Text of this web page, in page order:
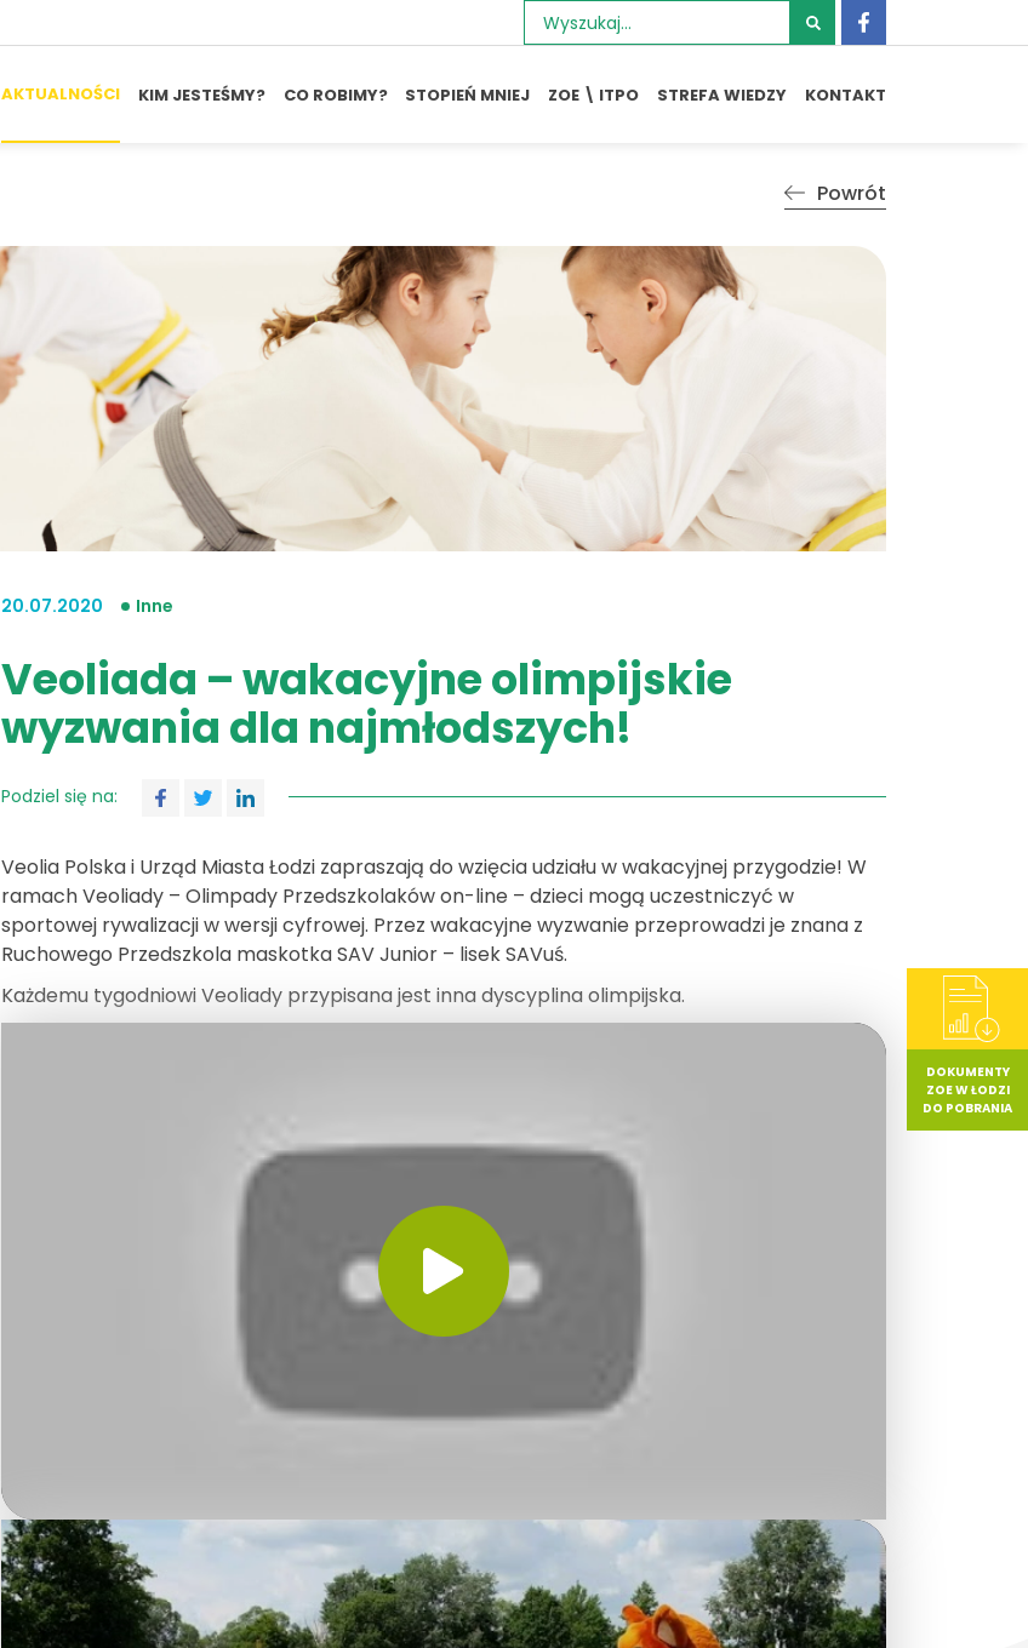
DOKUMENTY
ZOE W ŁODZI
DO POBRANIA
Szukaj:
AKTUALNOŚCI KIM JESTEŚMY? CO ROBIMY? STOPIEŃ MNIEJ ZOE \ ITPO STREFA WIEDZY KONTAKT
Powrót
20.07.2020 Inne
Veoliada – wakacyjne olimpijskie
wyzwania dla najmłodszych!
Podziel się na:
Veolia Polska i Urząd Miasta Łodzi zapraszają do wzięcia udziału w wakacyjnej przygodzie! W
ramach Veoliady – Olimpady Przedszkolaków on-line – dzieci mogą uczestniczyć w
sportowej rywalizacji w wersji cyfrowej. Przez wakacyjne wyzwanie przeprowadzi je znana z
Ruchowego Przedszkola maskotka SAV Junior – lisek SAVuś.
Każdemu tygodniowi Veoliady przypisana jest inna dyscyplina olimpijska.